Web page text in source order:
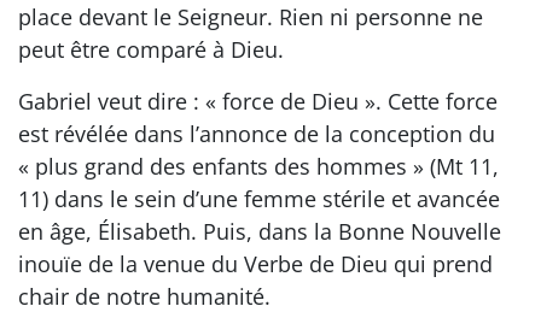
place devant le Seigneur. Rien ni personne ne
peut être comparé à Dieu.
Gabriel veut dire : « force de Dieu ». Cette force
est révélée dans l’annonce de la conception du
« plus grand des enfants des hommes » (Mt 11,
11) dans le sein d’une femme stérile et avancée
en âge, Élisabeth. Puis, dans la Bonne Nouvelle
inouïe de la venue du Verbe de Dieu qui prend
chair de notre humanité.